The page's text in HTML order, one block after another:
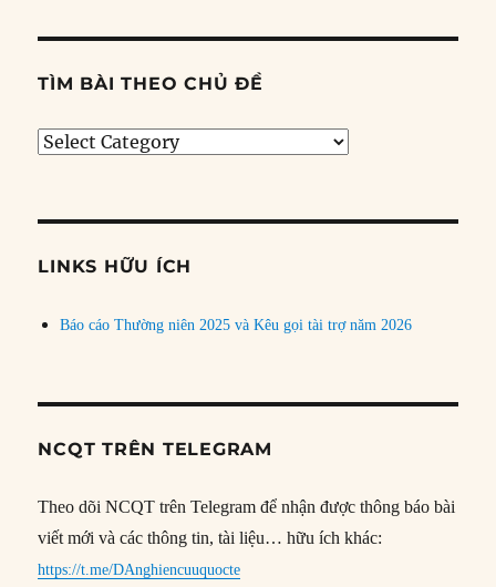
TÌM BÀI THEO CHỦ ĐỀ
Tìm
đề
LINKS HỮU ÍCH
Báo cáo Thường niên 2025 và Kêu gọi tài trợ năm 2026
NCQT TRÊN TELEGRAM
Theo dõi NCQT trên Telegram để nhận được thông báo bài
viết mới và các thông tin, tài liệu… hữu ích khác:
https://t.me/DAnghiencuuquocte